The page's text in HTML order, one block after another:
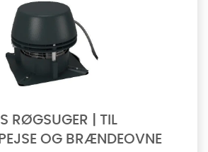
RØGSUGER | TIL
OG BRÆNDEOVNE